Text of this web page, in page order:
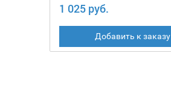
1 025 руб.
Добавить к заказу